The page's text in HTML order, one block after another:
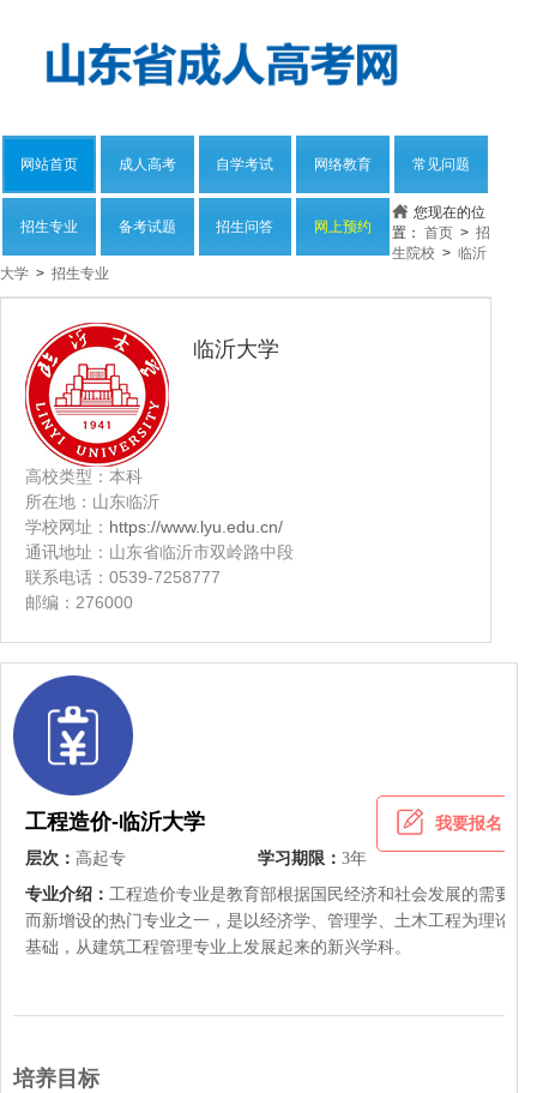
网站首页 成人高考 自学考试 网络教育 常见问题
招生专业 备考试题 招生问答 网上预约
您现在的位
置： 首页 > 招
生院校 > 临沂
大学 > 招生专业
临沂大学
高校类型：本科
所在地：山东临沂
学校网址： https://www.lyu.edu.cn/
通讯地址：山东省临沂市双岭路中段
联系电话：0539-7258777
邮编：276000
工程造价-临沂大学
层次： 高起专 学习期限： 3年
专业介绍： 工程造价专业是教育部根据国民经济和社会发展的需要
而新增设的热门专业之一，是以经济学、管理学、土木工程为理论
基础，从建筑工程管理专业上发展起来的新兴学科。
我要报名
培养目标